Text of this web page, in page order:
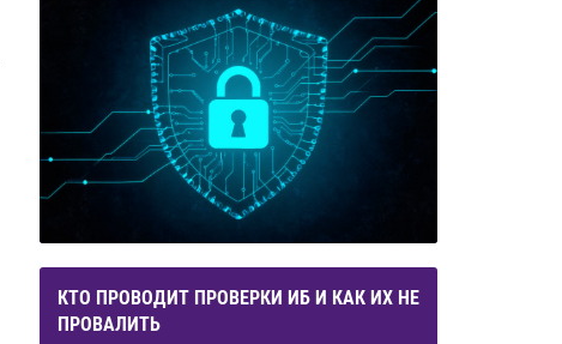
КТО ПРОВОДИТ ПРОВЕРКИ ИБ И КАК ИХ НЕ
ПРОВАЛИТЬ